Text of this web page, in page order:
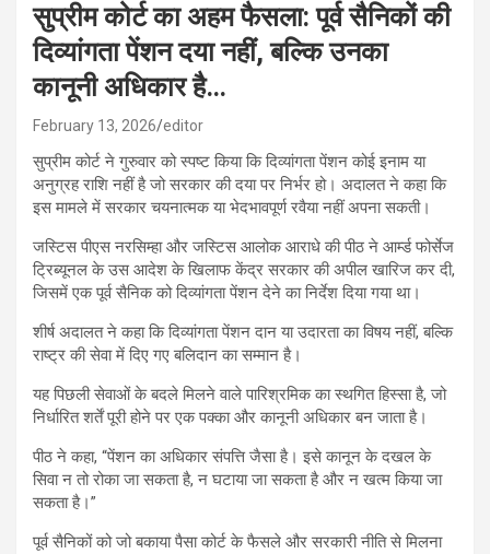
सुप्रीम कोर्ट का अहम फैसला: पूर्व सैनिकों की
दिव्यांगता पेंशन दया नहीं, बल्कि उनका
कानूनी अधिकार है…
February 13, 2026 editor
सुप्रीम कोर्ट ने गुरुवार को स्पष्ट किया कि दिव्यांगता पेंशन कोई इनाम या
अनुग्रह राशि नहीं है जो सरकार की दया पर निर्भर हो। अदालत ने कहा कि
इस मामले में सरकार चयनात्मक या भेदभावपूर्ण रवैया नहीं अपना सकती।
जस्टिस पीएस नरसिम्हा और जस्टिस आलोक आराधे की पीठ ने आ‌र्म्ड फोर्सेज
ट्रिब्यूनल के उस आदेश के खिलाफ केंद्र सरकार की अपील खारिज कर दी,
जिसमें एक पूर्व सैनिक को दिव्यांगता पेंशन देने का निर्देश दिया गया था।
शीर्ष अदालत ने कहा कि दिव्यांगता पेंशन दान या उदारता का विषय नहीं, बल्कि
राष्ट्र की सेवा में दिए गए बलिदान का सम्मान है।
यह पिछली सेवाओं के बदले मिलने वाले पारिश्रमिक का स्थगित हिस्सा है, जो
निर्धारित शर्तें पूरी होने पर एक पक्का और कानूनी अधिकार बन जाता है।
पीठ ने कहा, “पेंशन का अधिकार संपत्ति जैसा है। इसे कानून के दखल के
सिवा न तो रोका जा सकता है, न घटाया जा सकता है और न खत्म किया जा
सकता है।”
पूर्व सैनिकों को जो बकाया पैसा कोर्ट के फैसले और सरकारी नीति से मिलना